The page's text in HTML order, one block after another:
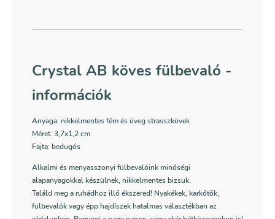
Crystal AB köves fülbevaló -
információk
Anyaga: nikkelmentes fém és üveg strasszkövek
Méret: 3,7x1,2 cm
Fajta: bedugós
Alkalmi és menyasszonyi fülbevalóink minőségi
alapanyagokkal készülnek, nikkelmentes bizsuk.
Találd meg a ruhádhoz illő ékszered! Nyakékek, karkőtők,
fülbevalók vagy épp hajdíszek hatalmas választékban az